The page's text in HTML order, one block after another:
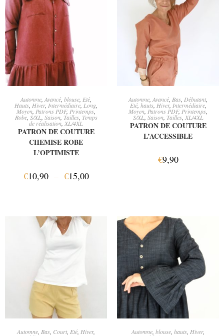
CHOIX DES OPTIONS
Automne, Avancé, blouse, Eté,
Hauts, Hiver, Intermédiaire, Long,
Moyen, Patrons PDF, Printemps,
Robe, S/XL, Saison, Tailles, Temps
de réalisation, XL/4XL
PATRON DE COUTURE
CHEMISE ROBE
L’OPTIMISTE
€10,90 – €15,00
AJOUTER AU PANIER
Automne, Avancé, Bas, Débutant,
Eté, hauts, Hiver, Intermédiaire,
Moyen, Patrons PDF, Printemps,
S/XL, Saison, Tailles, XL/4XL
PATRON DE COUTURE
L’ACCESSIBLE
€9,90
AJOUTER AU PANIER
Automne, Bas, Court, Eté, Hiver, CHOIX DES OPTIONS
Automne, blouse, hauts, Hiver,